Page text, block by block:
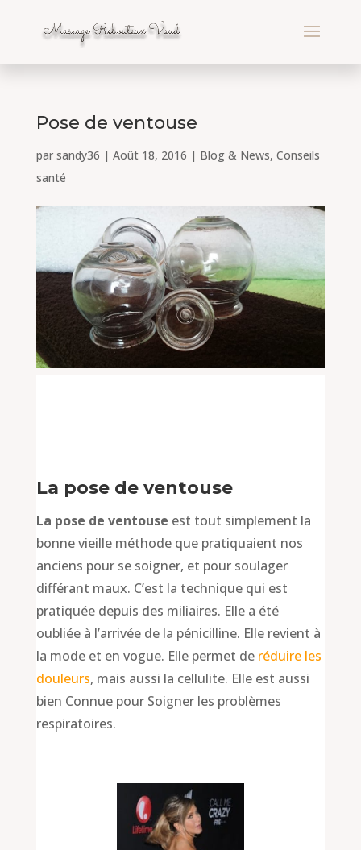
Pose de ventouse
par sandy36 | Août 18, 2016 | Blog & News, Conseils
santé
La pose de ventouse
La pose de ventouse est tout simplement la
bonne vieille méthode que pratiquaient nos
anciens pour se soigner, et pour soulager
différant maux. C’est la technique qui est
pratiquée depuis des miliaires. Elle a été
oubliée à l’arrivée de la pénicilline. Elle revient à
la mode et en vogue. Elle permet de réduire les
douleurs, mais aussi la cellulite. Elle est aussi
bien Connue pour Soigner les problèmes
respiratoires.